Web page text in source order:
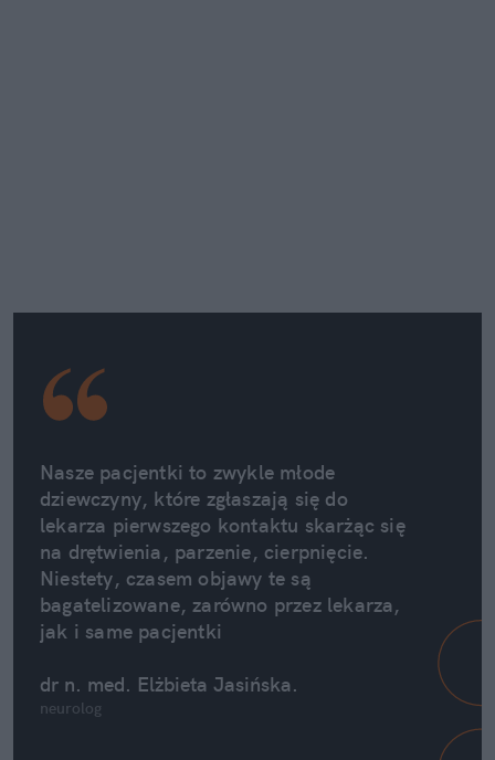
Nasze pacjentki to zwykle młode
dziewczyny, które zgłaszają się do
lekarza pierwszego kontaktu skarżąc się
na drętwienia, parzenie, cierpnięcie.
Niestety, czasem objawy te są
bagatelizowane, zarówno przez lekarza,
jak i same pacjentki
dr n. med. Elżbieta Jasińska.
neurolog